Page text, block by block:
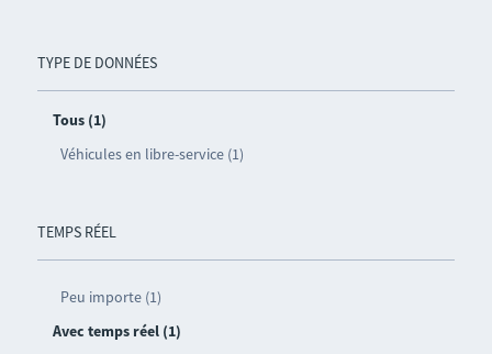
TYPE DE DONNÉES
Tous (1)
Véhicules en libre-service (1)
TEMPS RÉEL
Peu importe (1)
Avec temps réel (1)